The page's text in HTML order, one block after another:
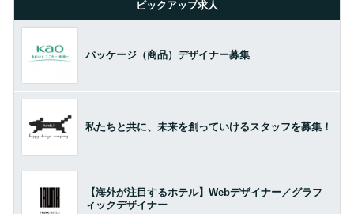
ピックアップ求人
パッケージ（商品）デザイナー募集
私たちと共に、未来を創っていけるスタッフを募集！
【海外が注目するホテル】Webデザイナー／グラフ
ィックデザイナー